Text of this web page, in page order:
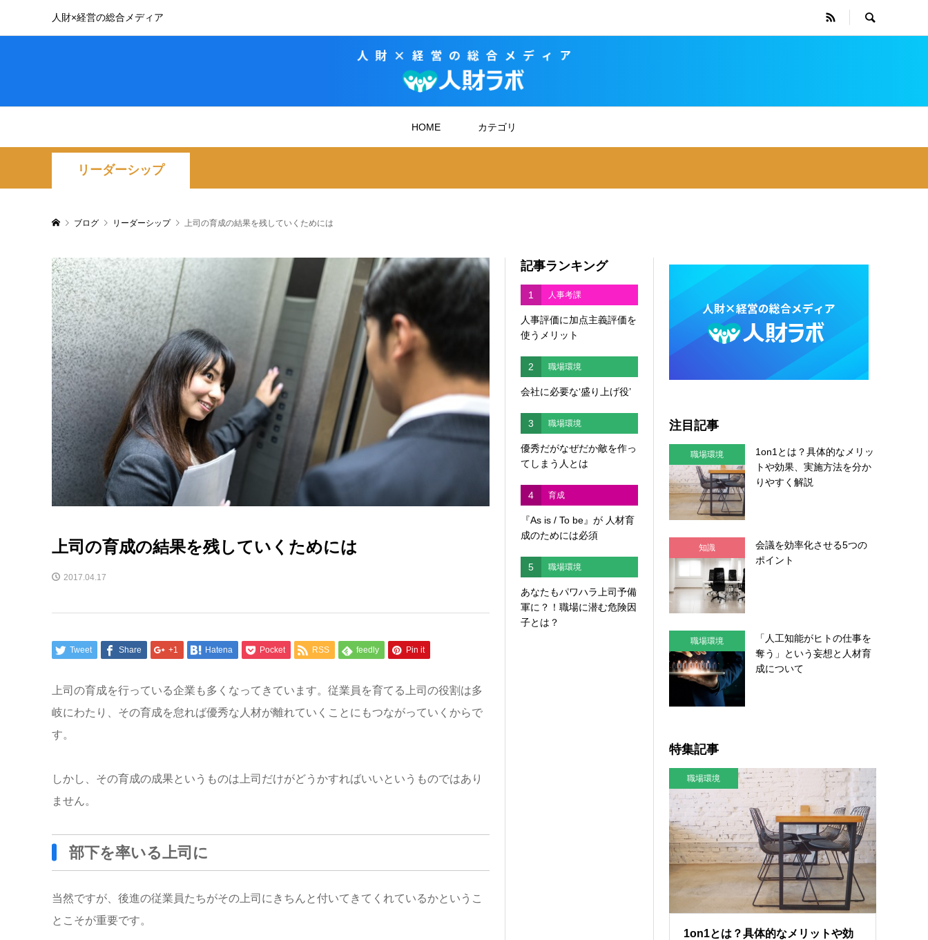
人財×経営の総合メディア
HOME カテゴリ
リーダーシップ
ブログ リーダーシップ 上司の育成の結果を残していくためには
上司の育成の結果を残していくためには
2017.04.17
Tweet Share +1 Hatena Pocket RSS feedly Pin it
上司の育成を行っている企業も多くなってきています。従業員を育てる上司の役割は多
岐にわたり、その育成を怠れば優秀な人材が離れていくことにもつながっていくからで
す。
しかし、その育成の成果というものは上司だけがどうかすればいいというものではあり
ません。
部下を率いる上司に
当然ですが、後進の従業員たちがその上司にきちんと付いてきてくれているかというこ
とこそが重要です。
記事ランキング
1 人事考課
人事評価に加点主義評価を
使うメリット
2 職場環境
会社に必要な‘盛り上げ役’
3 職場環境
優秀だがなぜだか敵を作っ
てしまう人とは
4 育成
『As is / To be』が 人材育
成のためには必須
5 職場環境
あなたもパワハラ上司予備
軍に？！職場に潜む危険因
子とは？
注目記事
職場環境
1on1とは？具体的なメリッ
トや効果、実施方法を分か
りやすく解説
知識
会議を効率化させる5つの
ポイント
職場環境
「人工知能がヒトの仕事を
奪う」という妄想と人材育
成について
特集記事
職場環境
1on1とは？具体的なメリットや効